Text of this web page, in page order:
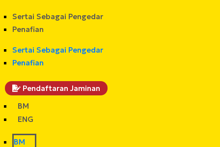
Sertai Sebagai Pengedar
Penafian
Sertai Sebagai Pengedar
Penafian
Pendaftaran Jaminan
BM
ENG
BM